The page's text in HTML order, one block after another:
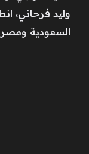
السعودية ومصر والـ22:45 بتوقيت